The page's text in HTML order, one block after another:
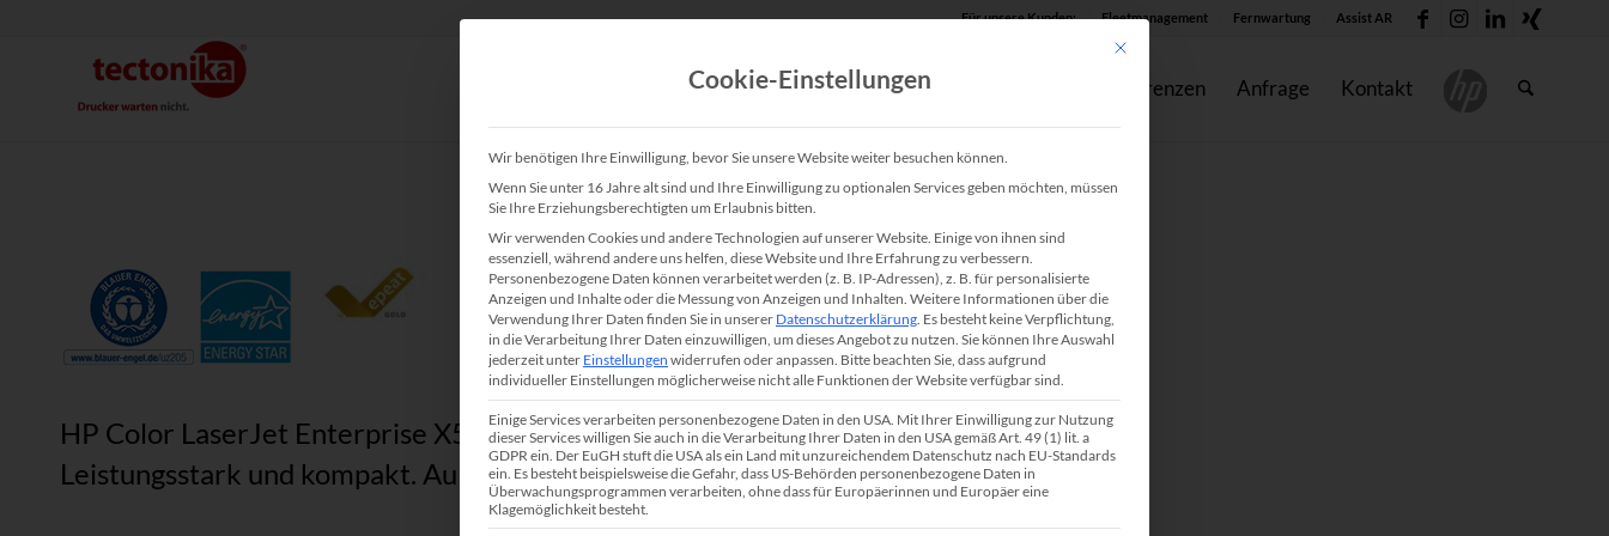
Für unsere Kunden: Fleetmanagement Fernwartung Assist AR
Produkte Unsere Lösungen Referenzen Anfrage Kontakt
HP Color LaserJet Enterprise X55745dn
Leistungsstark und kompakt. Außerordentlich effizient.
Mit diesem Button wird der Dialog geschlossen. Seine Funktionalität ist
Cookie-Einstellungen
Wir benötigen Ihre Einwilligung, bevor Sie unsere Website weiter besuchen können.
Wenn Sie unter 16 Jahre alt sind und Ihre Einwilligung zu optionalen Services geben möchten, müssen
Sie Ihre Erziehungsberechtigten um Erlaubnis bitten.
Wir verwenden Cookies und andere Technologien auf unserer Website. Einige von ihnen sind
essenziell, während andere uns helfen, diese Website und Ihre Erfahrung zu verbessern.
Personenbezogene Daten können verarbeitet werden (z. B. IP-Adressen), z. B. für personalisierte
Anzeigen und Inhalte oder die Messung von Anzeigen und Inhalten. Weitere Informationen über die
Verwendung Ihrer Daten finden Sie in unserer Datenschutzerklärung. Es besteht keine Verpflichtung,
in die Verarbeitung Ihrer Daten einzuwilligen, um dieses Angebot zu nutzen. Sie können Ihre Auswahl
jederzeit unter Einstellungen widerrufen oder anpassen. Bitte beachten Sie, dass aufgrund
individueller Einstellungen möglicherweise nicht alle Funktionen der Website verfügbar sind.
Einige Services verarbeiten personenbezogene Daten in den USA. Mit Ihrer Einwilligung zur Nutzung
dieser Services willigen Sie auch in die Verarbeitung Ihrer Daten in den USA gemäß Art. 49 (1) lit. a
GDPR ein. Der EuGH stuft die USA als ein Land mit unzureichendem Datenschutz nach EU-Standards
ein. Es besteht beispielsweise die Gefahr, dass US-Behörden personenbezogene Daten in
Überwachungsprogrammen verarbeiten, ohne dass für Europäerinnen und Europäer eine
Klagemöglichkeit besteht.